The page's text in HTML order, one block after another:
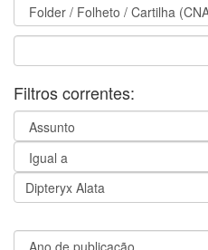
Filtros correntes: